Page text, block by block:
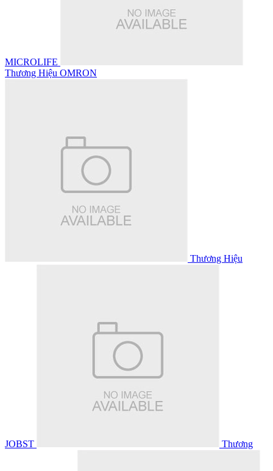
MICROLIFE
Thương Hiệu OMRON
Thương Hiệu
JOBST Thương